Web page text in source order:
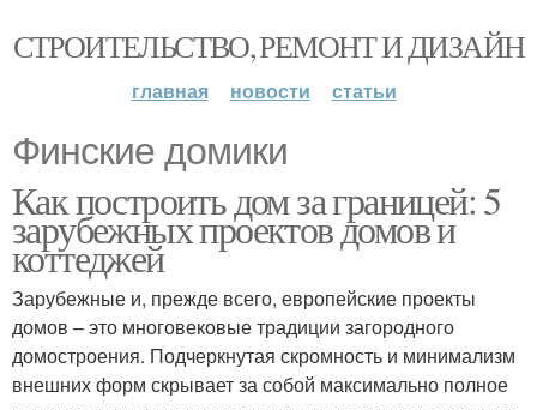
СТРОИТЕЛЬСТВО, РЕМОНТ И ДИЗАЙН
главная новости статьи
Финские домики
Как построить дом за границей: 5
зарубежных проектов домов и
коттеджей
Зарубежные и, прежде всего, европейские проекты
домов – это многовековые традиции загородного
домостроения. Подчеркнутая скромность и минимализм
внешних форм скрывает за собой максимально полное